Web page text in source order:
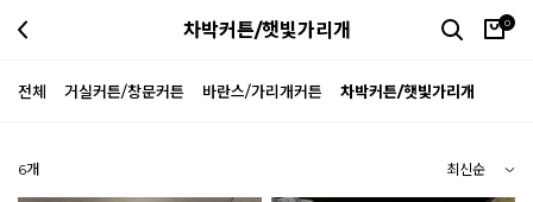
차박커튼/햇빛가리개 0
전체 거실커튼/창문커튼 바란스/가리개커튼 차박커튼/햇빛가리개
6개